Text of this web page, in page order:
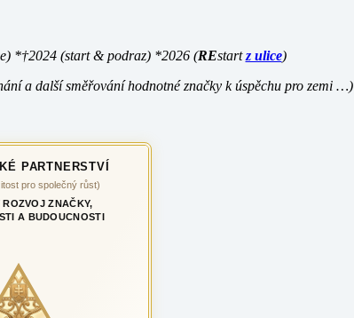
*†2024 (start & podraz) *2026 (REstartz ulice)
a další směřování hodnotné značky k úspěchu pro zemi …)
PARTNERSTVÍ
pro společný růst)
ROZVOJ ZNAČKY,
A BUDOUCNOSTI